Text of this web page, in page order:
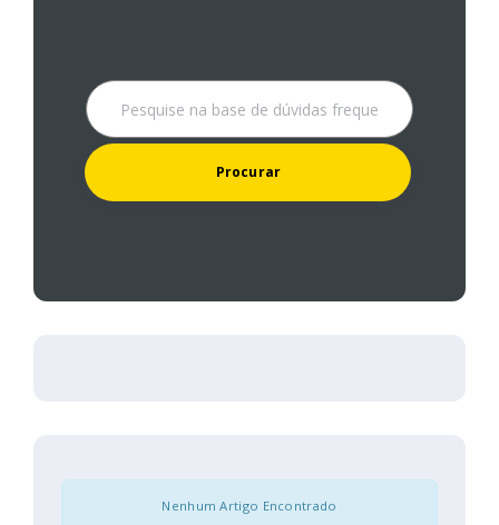
Nenhum Artigo Encontrado